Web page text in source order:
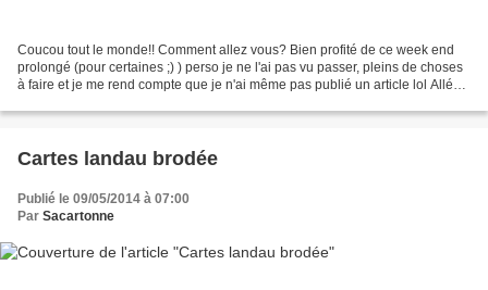
Coucou tout le monde!! Comment allez vous? Bien profité de ce week end
prolongé (pour certaines ;) ) perso je ne l'ai pas vu passer, pleins de choses
à faire et je me rend compte que je n'ai même pas publié un article lol Allé
Cartes landau brodée
Publié le 09/05/2014 à 07:00
Par Sacartonne